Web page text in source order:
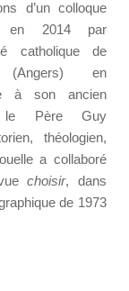
d’un colloque
en 2014 par
catholique de
(Angers) en
à son ancien
le Père Guy
théologien,
a collaboré
choisir, dans
de 1973